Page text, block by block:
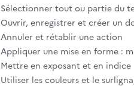
Sélectionner tout ou partie du
Ouvrir, enregistrer et créer un
Annuler et rétablir une action
Appliquer une mise en forme :
Mettre en exposant et en indice
Utiliser les couleurs et le